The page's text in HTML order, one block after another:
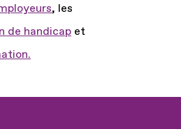
, les
de handicap et